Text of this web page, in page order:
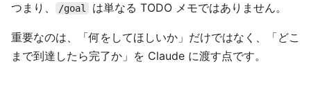
つまり、 /goal は単なる TODO メモではありません。
重要なのは、「何をしてほしいか」だけではなく、「どこ
まで到達したら完了か」を Claude に渡す点です。